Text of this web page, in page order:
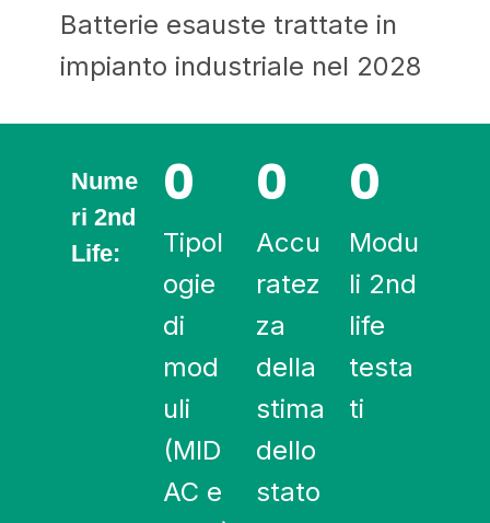
Batterie esauste trattate in
impianto industriale nel 2028
Nume
ri 2nd
Life:
0
Tipol
ogie
di
mod
uli
(MID
AC e
0
Accu
ratez
za
della
stima
dello
stato
0
Modu
li 2nd
life
testa
ti